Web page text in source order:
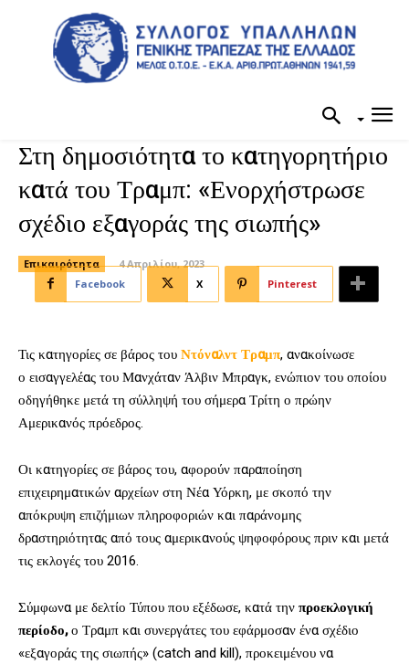
Στη δημοσιότητα το κατηγορητήριο
κατά του Τραμπ: «Ενορχήστρωσε
σχέδιο εξαγοράς της σιωπής»
Επικαιρότητα
4 Απριλίου, 2023
Facebook
X Pinterest
Τις κατηγορίες σε βάρος τουΝτόναλντ Τραμπ, ανακοίνωσε
ο εισαγγελέας του Μανχάταν Άλβιν Μπραγκ, ενώπιον του οποίου
οδηγήθηκε μετά τη σύλληψή του σήμερα Τρίτη ο πρώην
Αμερικανός πρόεδρος.
Οι κατηγορίες σε βάρος του, αφορούν παραποίηση
επιχειρηματικών αρχείων στη Νέα Υόρκη, με σκοπό την
απόκρυψη επιζήμιων πληροφοριών και παράνομης
δραστηριότητας από τους αμερικανούς ψηφοφόρους πριν και μετά
τις εκλογές του 2016.
Σύμφωνα με δελτίο Τύπου που εξέδωσε, κατά τηνπροεκλογική
περίοδο,ο Τραμπ και συνεργάτες του εφάρμοσαν ένα σχέδιο
«εξαγοράς της σιωπής» (catch and kill), προκειμένου να